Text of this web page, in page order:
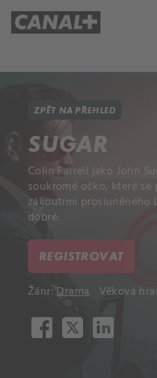
ZPĚT NA PŘEHLED
SUGAR
Colin Farrell jako John
soukromé očko, které se
zákoutími prosluněného
dobré.
REGISTROVAT
Žánr:Drama Věková